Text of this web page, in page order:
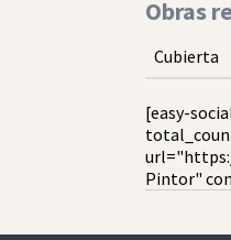
Obras
Cubierta
[easy-
Pintor"